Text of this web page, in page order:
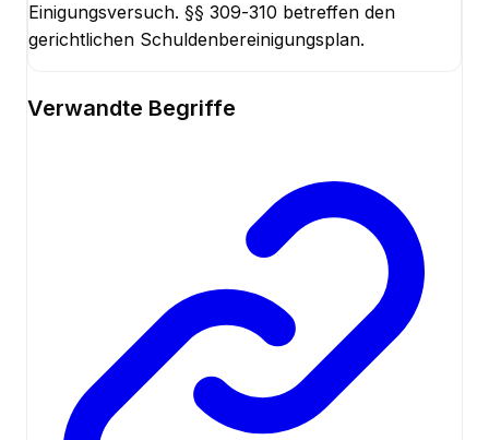
Einigungsversuch. §§ 309-310 betreffen den
gerichtlichen Schuldenbereinigungsplan.
Verwandte Begriffe